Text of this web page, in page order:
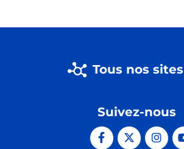
Tous nos sites
Suivez-nous